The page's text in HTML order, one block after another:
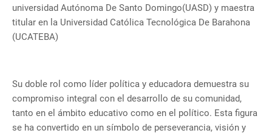
universidad Autónoma De Santo Domingo(UASD) y maestra
titular en la Universidad Católica Tecnológica De Barahona
(UCATEBA)
Su doble rol como líder política y educadora demuestra su
compromiso integral con el desarrollo de su comunidad,
tanto en el ámbito educativo como en el político. Esta figura
se ha convertido en un símbolo de perseverancia, visión y